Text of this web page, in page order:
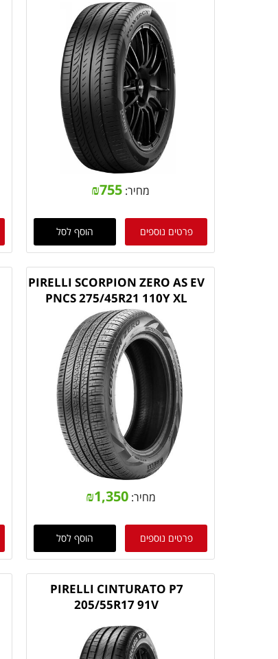
מחיר: ₪755
פרטים נוספים הוסף לסל
PIRELLI SCORPION ZERO AS EV
PNCS 275/45R21 110Y XL
מחיר: ₪1,350
פרטים נוספים הוסף לסל
PIRELLI CINTURATO P7
205/55R17 91V